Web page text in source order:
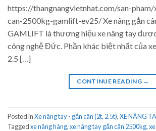
https://thangnangvietnhat.com/san-
can-2500kg-gamlift-ev25/ Xe nâng gắn
GAMLIFT là thương hiệu xe nâng tay
công nghệ Đức. Phần khác biệt nhất của
2.5 […]
CONTINUE READING →
Posted inXe nâng tay - gắn cân (2t, 2.5t),XE NÂNG
Taggedxe nâng hàng,xe nâng tay gắn cân 2500kg,